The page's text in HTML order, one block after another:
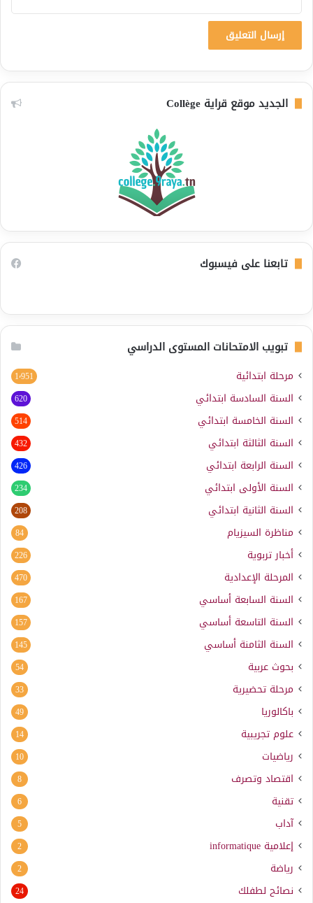
الجديد موقع قراية Collège
تابعنا على فيسبوك
تبويب الامتحانات المستوى الدراسي
مرحلة ابتدائية 1٬951
السنة السادسة ابتدائي 620
السنة الخامسة ابتدائي 514
السنة الثالثة ابتدائي 432
السنة الرابعة ابتدائي 426
السنة الأولى ابتدائي 234
السنة الثانية ابتدائي 208
مناظرة السيزيام 84
أخبار تربوية 226
المرحلة الإعدادية 470
السنة السابعة أساسي 167
السنة التاسعة أساسي 157
السنة الثامنة أساسي 145
بحوث عربية 54
مرحلة تحضيرية 33
باكالوريا 49
علوم تجريبية 14
رياضيات 10
اقتصاد وتصرف 8
تقنية 6
آداب 5
إعلامية informatique
2
رياضة 2
نصائح لطفلك 24